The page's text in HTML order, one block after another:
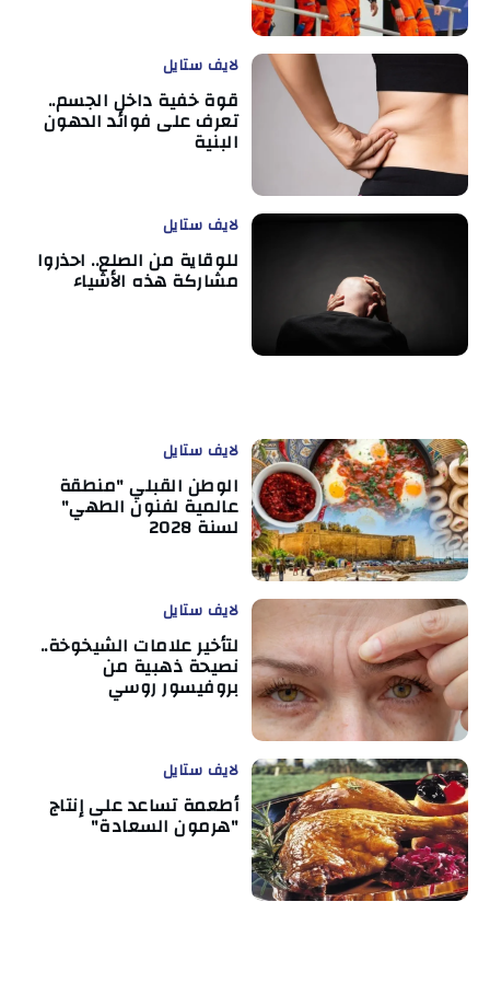
لايف ستايل
قوة خفية داخل الجسم..
تعرف على فوائد الدهون
البنية
لايف ستايل
للوقاية من الصلع.. احذروا
مشاركة هذه الأشياء
لايف ستايل
الوطن القبلي "منطقة
عالمية لفنون الطهي"
لسنة 2028
لايف ستايل
لتأخير علامات الشيخوخة..
نصيحة ذهبية من
بروفيسور روسي
لايف ستايل
أطعمة تساعد على إنتاج
"هرمون السعادة"